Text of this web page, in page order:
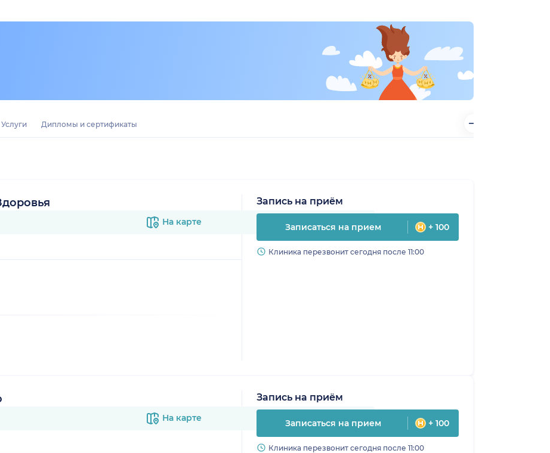
Услуги Дипломы и сертификаты
На карте
Запись на приём
Записаться на прием + 100
Клиника перезвонит сегодня после 11:00
На карте
Запись на приём
Записаться на прием + 100
Клиника перезвонит сегодня после 11:00